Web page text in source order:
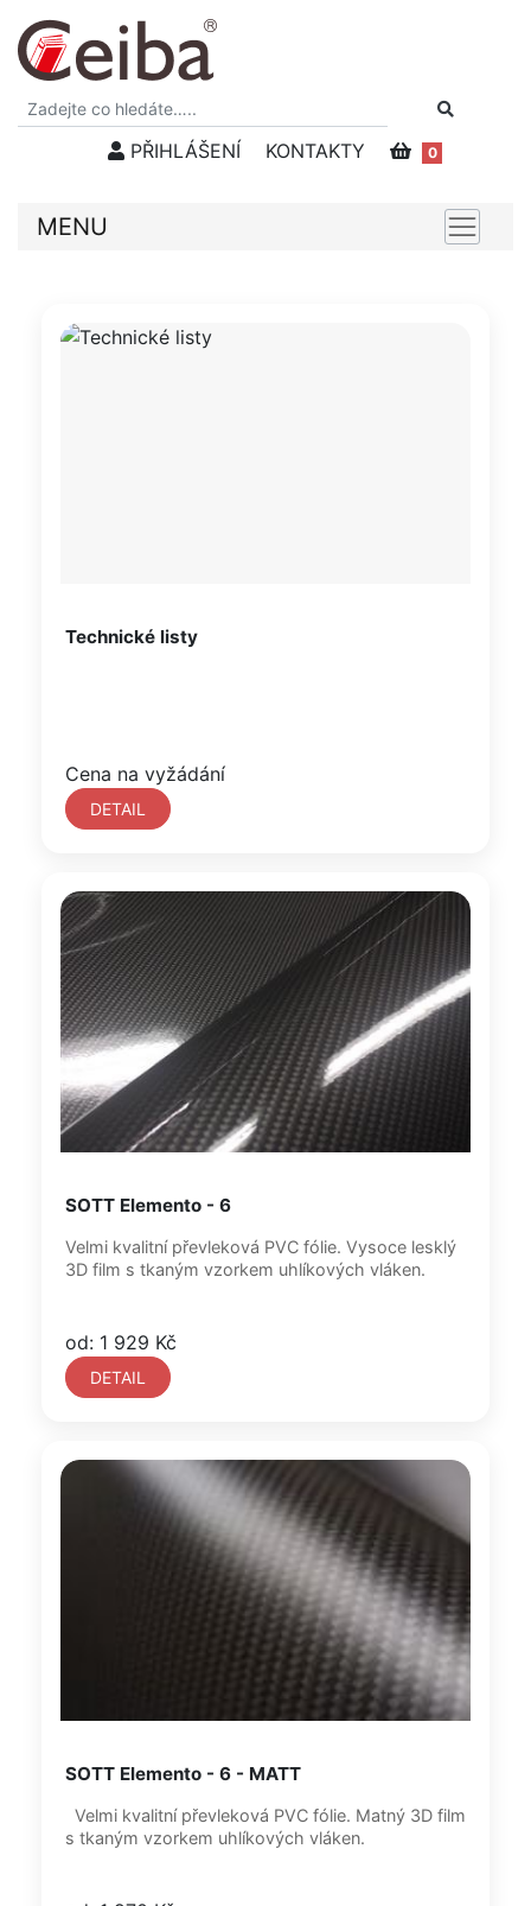
PŘIHLÁŠENÍ KONTAKTY 0
MENU
Technické listy
Cena na vyžádání
DETAIL
SOTT Elemento - 6
Velmi kvalitní převleková PVC fólie. Vysoce lesklý
3D film s tkaným vzorkem uhlíkových vláken.
od: 1 929 Kč
DETAIL
SOTT Elemento - 6 - MATT
s tkaným vzorkem uhlíkových vláken.